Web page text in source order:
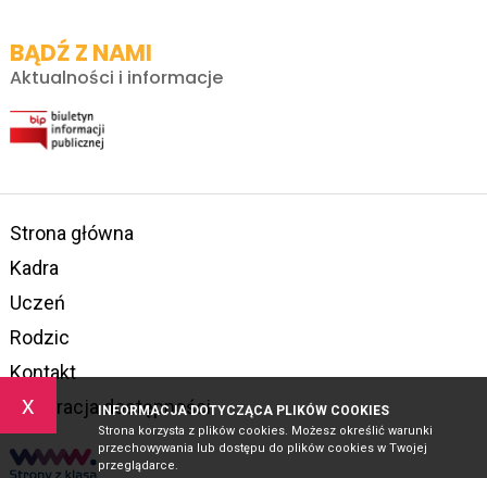
x INFORMACJA DOTYCZĄCA PLIKÓW COOKIES
Strona korzysta z plików cookies. Możesz określić warunki
przechowywania lub dostępu do plików cookies w Twojej
przeglądarce.
BĄDŹ Z NAMI
Aktualności i informacje
Strona główna
Kadra
Uczeń
Rodzic
Kontakt
Deklaracja dostępności